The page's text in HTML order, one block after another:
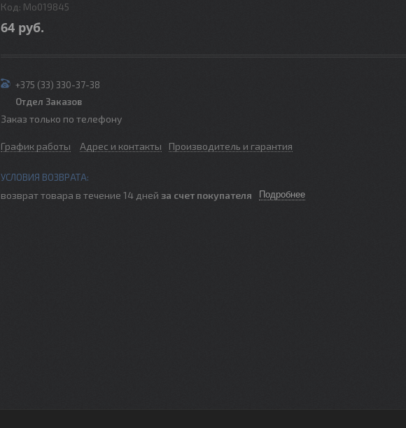
Код: Mo019845
64 руб.
+375 (33) 330-37-38
Отдел Заказов
Заказ только по телефону
График работы Адрес и контакты Производитель и гарантия
возврат товара в течение 14 дней за счет покупателя Подробнее